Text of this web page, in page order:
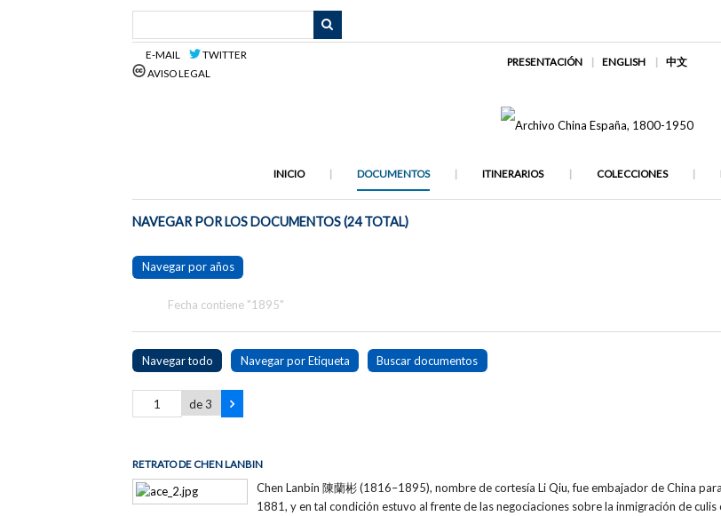
E-MAIL
TWITTER
AVISO LEGAL
PRESENTACIÓN ENGLISH 中文
INICIO DOCUMENTOS ITINERARIOS COLECCIONES
NAVEGAR POR LOS DOCUMENTOS (24 TOTAL)
Navegar por años
Fecha contiene "1895"
Navegar todo Navegar por Etiqueta Buscar documentos
de 3
RETRATO DE CHEN LANBIN
Chen Lanbin 陳蘭彬 (1816–1895), nombre de cortesía Li Qiu, fue embajador de China
1881, y en tal condición estuvo al frente de las negociaciones sobre la inmigración de culis